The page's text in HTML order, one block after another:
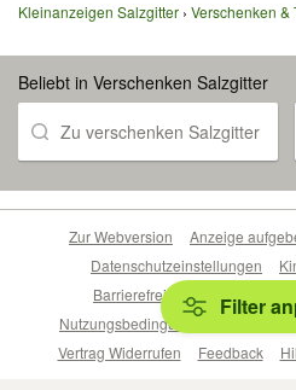
Kleinanzeigen Salzgitter Verschenken &
Beliebt in Verschenken Salzgitter
Zu verschenken Salzgitter
Filter
Zur Webversion Anzeige
Datenschutzeinstellungen
Barrierefreiheitserklärung
Nutzungsbedingungen
Beliebte
Vertrag Widerrufen
Feedback